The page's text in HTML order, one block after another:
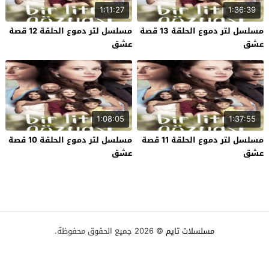
1:36:39
مسلسل لتر دموع الحلقة 13 قصة
عشق
1:11:27
مسلسل لتر دموع الحلقة 12 قصة
عشق
1:37:55
مسلسل لتر دموع الحلقة 11 قصة
عشق
1:08:05
مسلسل لتر دموع الحلقة 10 قصة
عشق
مسلسلات تايم © 2026 جميع الحقوق محفوظة.